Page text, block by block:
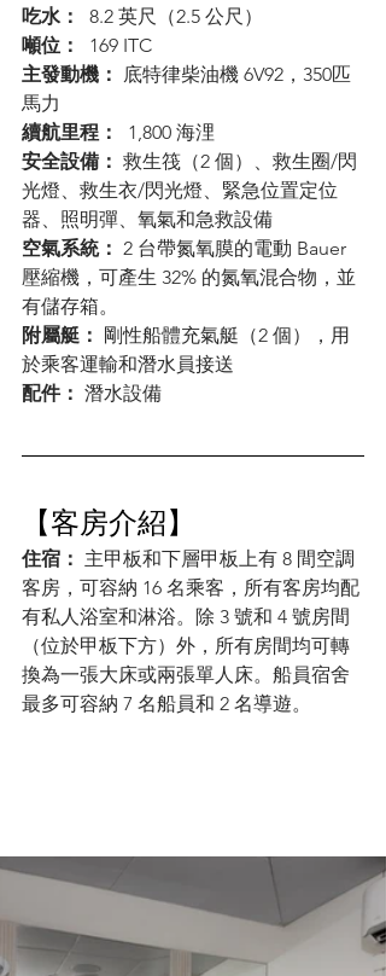
吃水：
8.2 英尺（2.5 公尺）
噸位：
169 ITC
主發動機：
底特律柴油機 6V92，350匹
馬力
續航里程：
1,800 海浬
安全設備： 救生筏（2 個）、救生圈/閃
光燈、救生衣/閃光燈、緊急位置定位
器、照明彈、氧氣和急救設備
空氣系統： 2 台帶氮氧膜的電動 Bauer
壓縮機，可產生 32% 的氮氧混合物，並
有儲存箱。
附屬艇： 剛性船體充氣艇（2 個），用
於乘客運輸和潛水員接送
配件： 潛水設備
【客房介紹】
住宿： 主甲板和下層甲板上有 8 間空調
客房，可容納 16 名乘客，所有客房均配
有私人浴室和淋浴。除 3 號和 4 號房間
（位於甲板下方）外，所有房間均可轉
換為一張大床或兩張單人床。船員宿舍
最多可容納 7 名船員和 2 名導遊。